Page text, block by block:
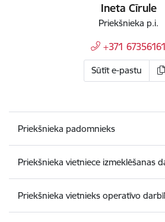
Ineta Cīrule
Priekšnieka p.i.
+371 67356161
Sūtīt e-pastu
Priekšnieka padomnieks
Priekšnieka vietniece izmeklēšanas
Priekšnieka vietnieks operatīvo